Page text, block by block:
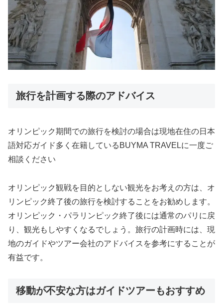
旅行を計画する際のアドバイス
オリンピック期間での旅行を検討の場合は現地在住の日本
語対応ガイド多く在籍しているBUYMA TRAVELに一度ご
相談ください
オリンピック観戦を目的としない観光をお考えの方は、オ
リンピック終了後の旅行を検討することをお勧めします。
オリンピック・パラリンピック終了後には通常のパリに戻
り、観光もしやすくなるでしょう。旅行の計画時には、現
地のガイドやツアー会社のアドバイスを参考にすることが
有益です。
移動が不安な方はガイドツアーもおすすめ